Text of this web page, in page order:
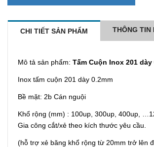
CHI TIẾT SẢN PHẨM THÔNG TIN
Mô tả sản phẩm: Tấm Cuộn Inox 201 dày
Inox tấm cuộn 201 dày 0.2mm
Bề mặt: 2b Cán nguội
Khổ rộng (mm) : 100up, 300up, 400up,
Gia công cắt/xẻ theo kích thước yêu cầu.
(hỗ trợ xẻ băng khổ rộng từ 20mm trở lên